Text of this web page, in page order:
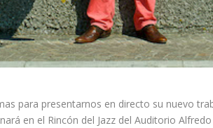
para presentarnos en directo su nuevo
en el Rincón del Jazz del Auditorio